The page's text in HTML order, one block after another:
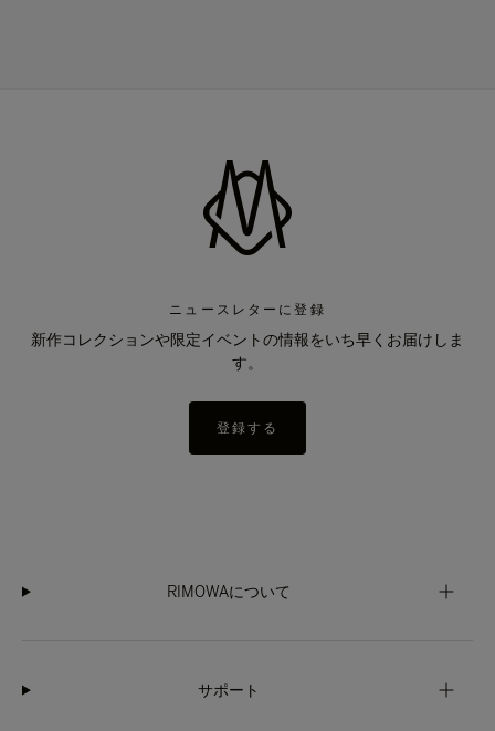
ニュースレターに登録
新作コレクションや限定イベントの情報をいち早くお届けしま
す。
登録する
RIMOWAについて
サポート